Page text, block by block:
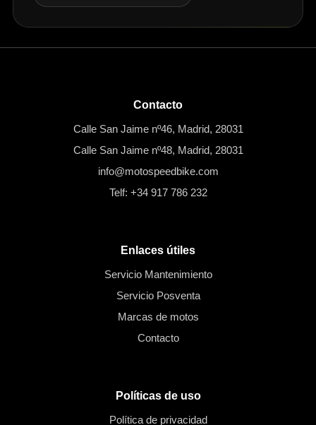
Contacto
Calle San Jaime nº46, Madrid, 28031
Calle San Jaime nº48, Madrid, 28031
info@motospeedbike.com
Telf: +34 917 786 232
Enlaces útiles
Servicio Mantenimiento
Servicio Posventa
Marcas de motos
Contacto
Políticas de uso
Política de privacidad